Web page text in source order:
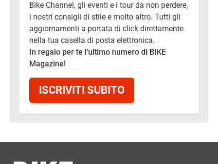
Bike Channel, gli eventi e i tour da non perdere,
i nostri consigli di stile e molto altro. Tutti gli
aggiornamenti a portata di click direttamente
nella tua casella di posta elettronica.
In regalo per te l'ultimo numero di BIKE
Magazine!
ISCRIVITI SUBITO